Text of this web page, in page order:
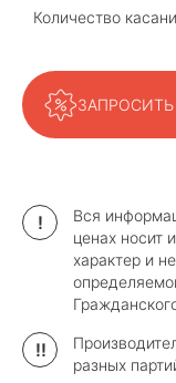
Количество
!
Вся
ценах носит
характер и
!!
разных